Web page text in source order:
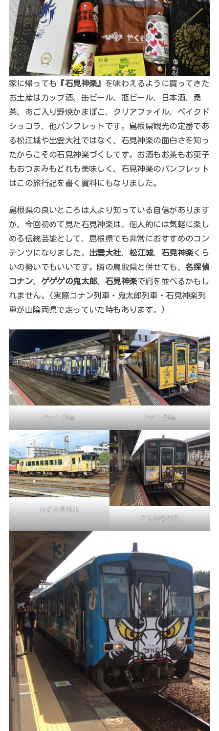
家に帰っても 『石見神楽』
を味わえるように買ってきた
お土産はカップ酒、缶ビール、瓶ビール、日本酒、桑
茶、あご入り野焼かまぼこ、クリアファイル、ベイクド
ショコラ、他パンフレットです。島根県観光の定番であ
る松江城や出雲大社ではなく、石見神楽の面白さを知っ
たからこその石見神楽づくしです。お酒もお茶もお菓子
もおつまみもどれも美味しく、石見神楽のパンフレット
はこの旅行記を書く資料にもなりました。
島根県の良いところは人より知っている自信があります
が、今回初めて見た石見神楽は、個人的には気軽に楽し
める伝統芸能として、島根県でも非常におすすめのコン
テンツになりました。 出雲大社、松江城、 石見神楽くら
いの勢いでもいいです。隣の鳥取県と併せても、 名探偵
コナン、 ゲゲゲの鬼太郎、 石見神楽で肩を並べるかもし
れません。(実際コナン列車・鬼太郎列車・石見神楽列
車が山陰両県で走っていた時もあります。)
コナン列車 コナン列車
ねずみ男列車
石見神楽列車